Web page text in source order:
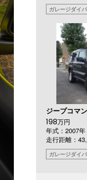
ガレージダイ
ジープコマ
198万円
年式：2007年
走行距離：
ガレージダイ